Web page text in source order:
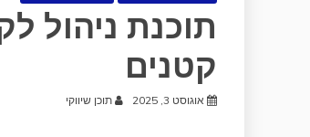
תוכנת ניהול
קטנים
אוגוסט 3, 2025 תוכן שיווקי